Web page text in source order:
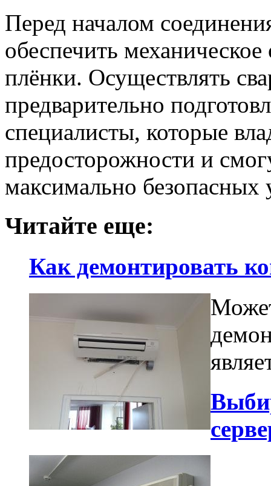
Перед началом
обеспечить
плёнки. Осуществлять
предварительно
специалисты, которые
предосторожности и
максимально безопасных
Читайте еще:
Как демонтировать